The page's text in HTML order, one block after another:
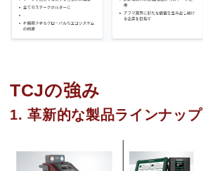
TCJの強み
1. 革新的な製品ラインナップ